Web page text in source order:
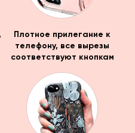
Плотное прилегание к
телефону, все вырезы
соответствуют кнопкам